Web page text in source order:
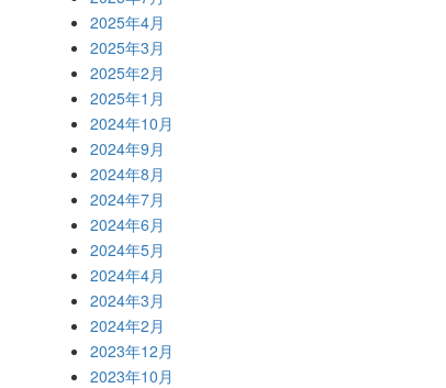
2025年4月
2025年3月
2025年2月
2025年1月
2024年10月
2024年9月
2024年8月
2024年7月
2024年6月
2024年5月
2024年4月
2024年3月
2024年2月
2023年12月
2023年10月